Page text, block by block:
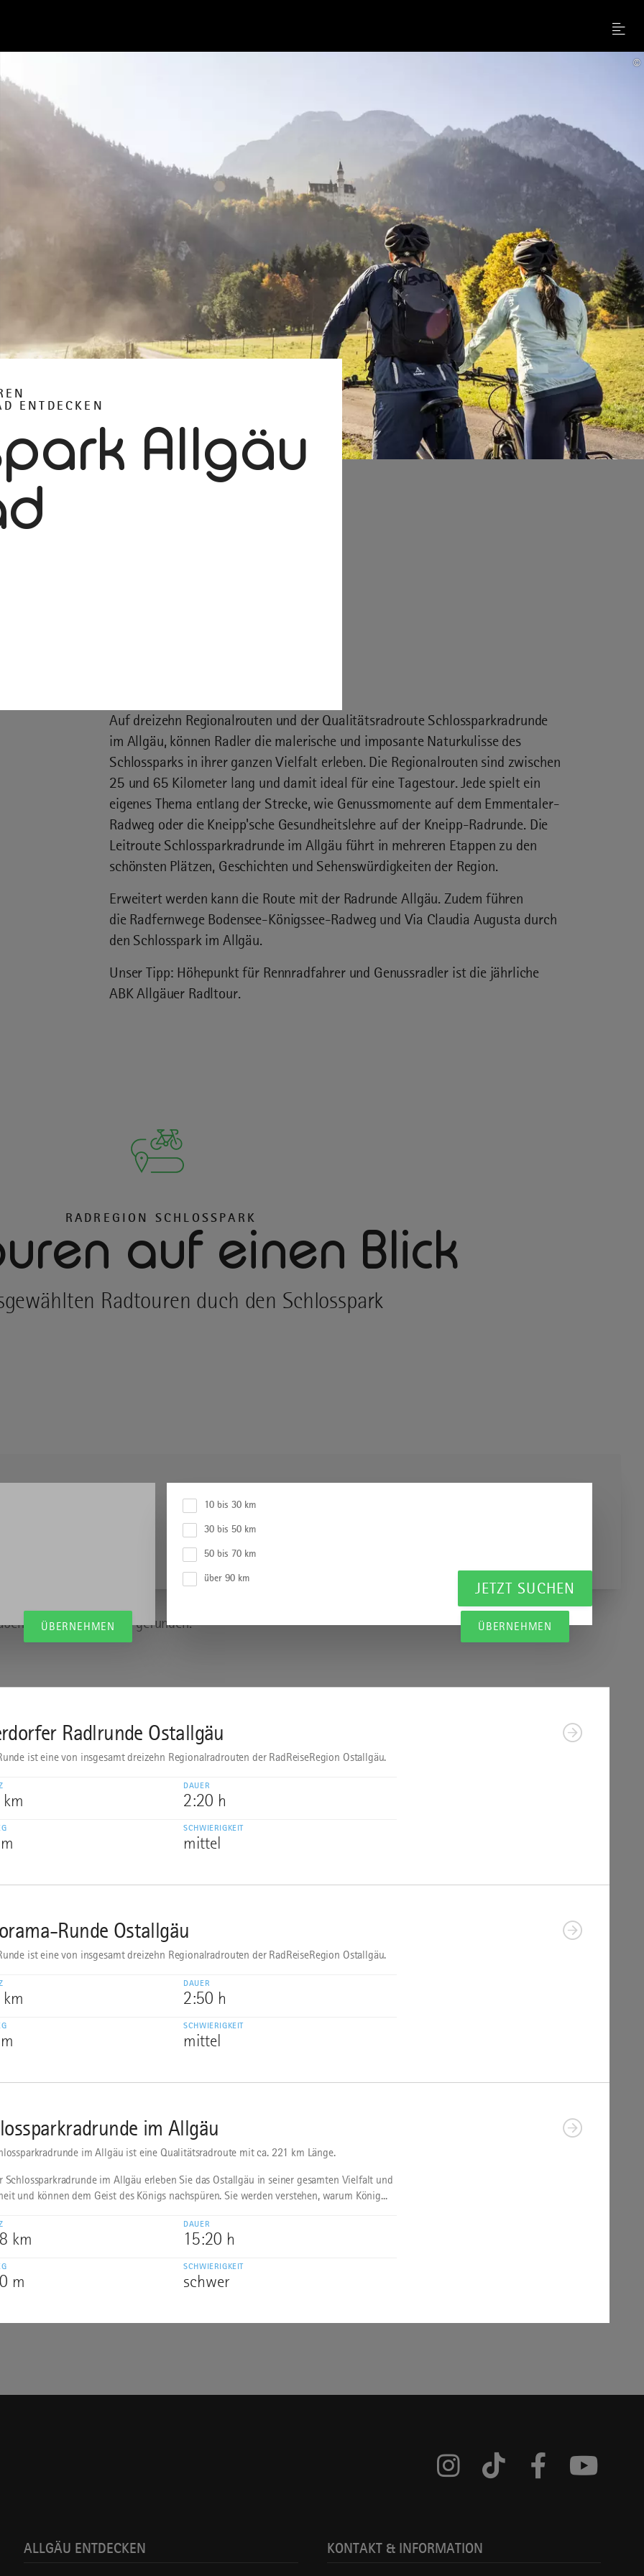
Menu
©
ENTDECKEN
Allgäu
Auf dreizehn Regionalrouten und der Qualitätsradroute Schlossparkradrunde
im Allgäu, können Radler die malerische und imposante Naturkulisse des
Schlossparks in ihrer ganzen Vielfalt erleben. Die Regionalrouten sind zwischen
25 und 65 Kilometer lang und damit ideal für eine Tagestour. Jede spielt ein
eigenes Thema entlang der Strecke, wie Genussmomente auf dem Emmentaler-
Radweg oder die Kneipp'sche Gesundheitslehre auf der Kneipp-Radrunde. Die
Leitroute Schlossparkradrunde im Allgäu führt in mehreren Etappen zu den
schönsten Plätzen, Geschichten und Sehenswürdigkeiten der Region.
Erweitert werden kann die Route mit der Radrunde Allgäu. Zudem führen
die Radfernwege Bodensee-Königssee-Radweg und Via Claudia Augusta durch
den Schlosspark im Allgäu.
Unser Tipp: Höhepunkt für Rennradfahrer und Genussradler ist die jährliche
ABK Allgäuer Radltour.
RADREGION SCHLOSSPARK
auf einen Blick
Radtouren duch den Schlosspark
ÜBERNEHMEN
10 bis 30 km
30 bis 50 km
50 bis 70 km
über 90 km
ÜBERNEHMEN
Distanz
JETZT SUCHEN
13 Treffer für dich gefunden.
Radlrunde Ostallgäu
ist eine von insgesamt dreizehn Regionalradrouten der RadReiseRegion Ostallgäu.
DAUER
2:20 h
SCHWIERIGKEIT
mittel
Runde Ostallgäu
ist eine von insgesamt dreizehn Regionalradrouten der RadReiseRegion Ostallgäu.
DAUER
2:50 h
SCHWIERIGKEIT
mittel
im Allgäu
im Allgäu ist eine Qualitätsradroute mit ca. 221 km Länge.
Schlossparkradrunde im Allgäu erleben Sie das Ostallgäu in seiner gesamten Vielfalt und
und können dem Geist des Königs nachspüren. Sie werden verstehen, warum König...
km
DAUER
15:20 h
m
SCHWIERIGKEIT
schwer
Instagram TikTok Facebook
ALLGÄU ENTDECKEN KONTAKT & INFORMATION